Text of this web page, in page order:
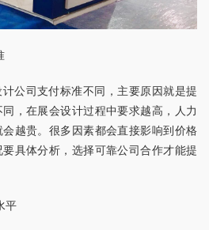
公司支付标准不同，主要原因就是提
，在展会设计过程中要求越高，人力
越贵。很多因素都会直接影响到价格
具体分析，选择可靠公司合作才能提
平